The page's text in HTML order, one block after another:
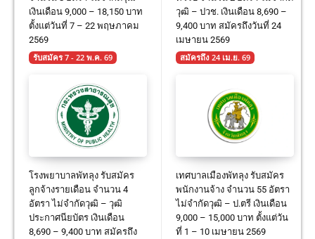
เงินเดือน 9,000 – 18,150 บาท
ตั้งแต่วันที่ 7 – 22 พฤษภาคม
2569
รับสมัคร 7 - 22 พ.ค. 69
วุฒิ – ปวช. เงินเดือน 8,690 –
9,400 บาท สมัครถึงวันที่ 24
เมษายน 2569
สมัครถึง 24 เม.ย. 69
โรงพยาบาลพัทลุง รับสมัคร
ลูกจ้างรายเดือน จำนวน 4
อัตรา ไม่จำกัดวุฒิ – วุฒิ
ประกาศนียบัตร เงินเดือน
8,690 – 9,400 บาท สมัครถึง
เทศบาลเมืองพัทลุง รับสมัคร
พนักงานจ้าง จำนวน 55 อัตรา
ไม่จำกัดวุฒิ – ป.ตรี เงินเดือน
9,000 – 15,000 บาท ตั้งแต่วัน
ที่ 1 – 10 เมษายน 2569